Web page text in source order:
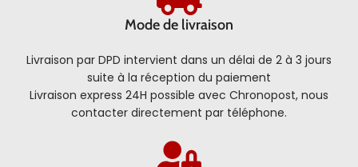
Mode de livraison
Livraison par DPD intervient dans un délai de 2 à 3 jours
suite à la réception du paiement
Livraison express 24H possible avec Chronopost, nous
contacter directement par téléphone.